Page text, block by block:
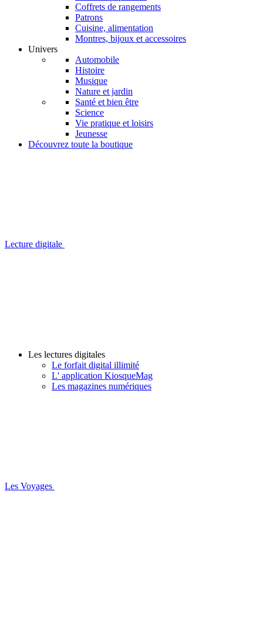
Coffrets de rangements
Patrons
Cuisine, alimentation
Montres, bijoux et accessoires
Univers
Automobile
Histoire
Musique
Nature et jardin
Santé et bien être
Science
Vie pratique et loisirs
Jeunesse
Découvrez toute la boutique
Lecture digitale
Les lectures digitales
Le forfait digital illimité
L' application KiosqueMag
Les magazines numériques
Les Voyages